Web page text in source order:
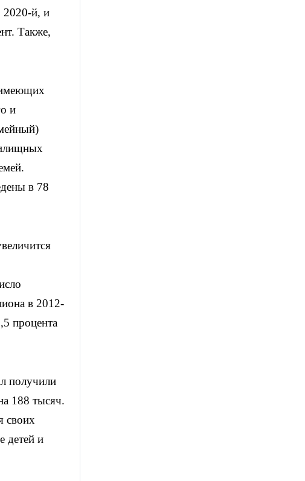
2020-й, и
Также,
и
в 78
в 2012-
процента
получили
188 тысяч.
своих
детей и